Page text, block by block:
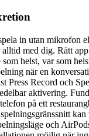
in utan mikrofon
med dig. Rätt
helst, var som
när en
Press Record och
aktivering.
på ett
kan
och